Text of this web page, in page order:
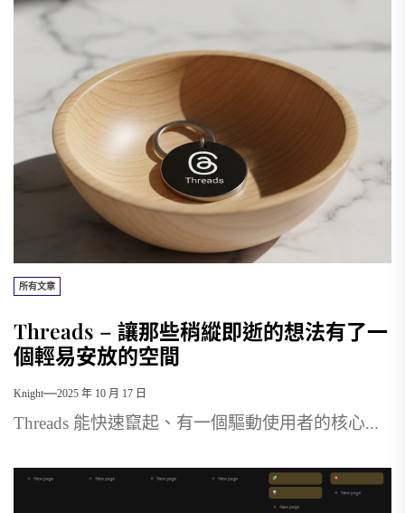
所有文章
Threads – 讓那些稍縱即逝的想法有了一
個輕易安放的空間
Knight 2025 年 10 月 17 日
Threads 能快速竄起、有一個驅動使用者的核心...